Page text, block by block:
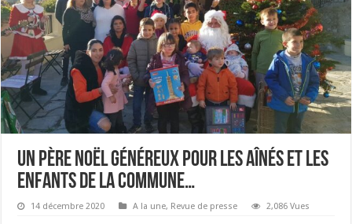
Un père Noël généreux pour les aînés et les
enfants de la commune…
14 décembre 2020 A la une, Revue de presse 2,086 Vues